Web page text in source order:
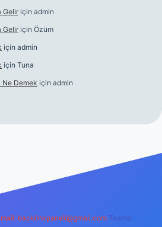
Gelir için admin
Gelir için Özüm
için admin
için Tuna
Demek için admin
backlinkpaneli@gmail.com Teams: